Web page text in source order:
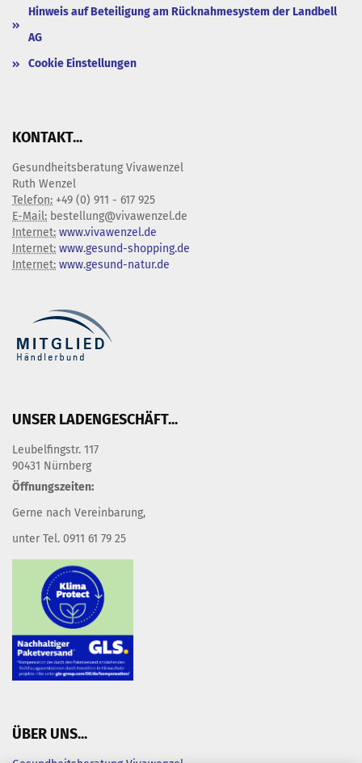
Hinweis auf Beteiligung am Rücknahmesystem der Landbell
AG
Cookie Einstellungen
KONTAKT...
Gesundheitsberatung Vivawenzel
Ruth Wenzel
Telefon: +49 (0) 911 - 617 925
E-Mail: bestellung@vivawenzel.de
Internet: www.vivawenzel.de
Internet: www.gesund-shopping.de
Internet: www.gesund-natur.de
UNSER LADENGESCHÄFT...
Leubelfingstr. 117
90431 Nürnberg
Öffnungszeiten:
Gerne nach Vereinbarung,
unter Tel. 0911 61 79 25
ÜBER UNS...